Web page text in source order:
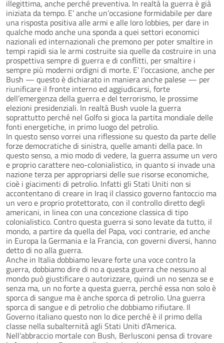
illegittima, anche perché preventiva. In realtà la guerra è già
iniziata da tempo. E’ anche un’occasione formidabile per dare
una risposta positiva alle armi e alle loro lobbies, per dare in
qualche modo anche una sponda a quei settori economici
nazionali ed internazionali che premono per poter smaltire in
tempi rapidi sia le armi costruite sia quelle da costruire in una
prospettiva sempre di guerra e di conflitti, per smaltire i
sempre più moderni ordigni di morte. E’ l’occasione, anche per
Bush — questo è dichiarato in maniera anche palese — per
riunificare il fronte interno ed aggiudicarsi, forte
dell’emergenza della guerra e del terrorismo, le prossime
elezioni presidenziali. In realtà Bush vuole la guerra
soprattutto perché nel Golfo si gioca la partita mondiale delle
fonti energetiche, in primo luogo del petrolio.
In questo senso vorrei una riflessione su questo da parte delle
forze democratiche di sinistra, quelle amanti della pace. In
questo senso, a mio modo di vedere, la guerra assume un vero
e proprio carattere neo-colonialistico, in quanto si invade una
nazione terza per appropriarsi delle sue risorse economiche,
cioè i giacimenti di petrolio. Infatti gli Stati Uniti non si
accontentano di creare in Iraq il classico governo fantoccio ma
un vero e proprio protettorato, con il controllo diretto degli
americani, in linea con una concezione classica di tipo
colonialistico. Contro questa guerra si sono levate da tutto, il
mondo, a partire da quella del Papa, voci contrarie, ed anche
in Europa la Germania e la Francia, con governi diversi, hanno
detto di no alla guerra.
Anche in Italia dobbiamo levare forte una voce contro la
guerra, dobbiamo dire di no a questa guerra che nessuno al
mondo può giustificare o autorizzare, quindi un no senza se e
senza ma, un no forte a questa guerra, perché essa non solo è
sporca di sangue ma è anche sporca di petrolio. Una guerra
sporca di sangue e di petrolio che dobbiamo rifiutare. Il
Governo italiano questo non lo dice perché è il primo della
classe nella subalternità agli Stati Uniti d’America.
Nell’abbraccio mortale con Bush, Berlusconi pensa di trovare